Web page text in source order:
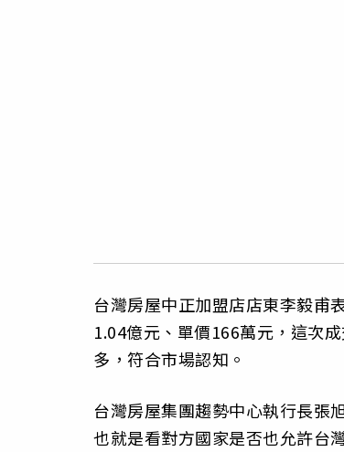
台灣房屋中正加盟店店東李毅甫
1.04億元、單價166萬元，這次
多，符合市場認知。
台灣房屋集團趨勢中心執行長張
也就是看對方國家是否也允許台